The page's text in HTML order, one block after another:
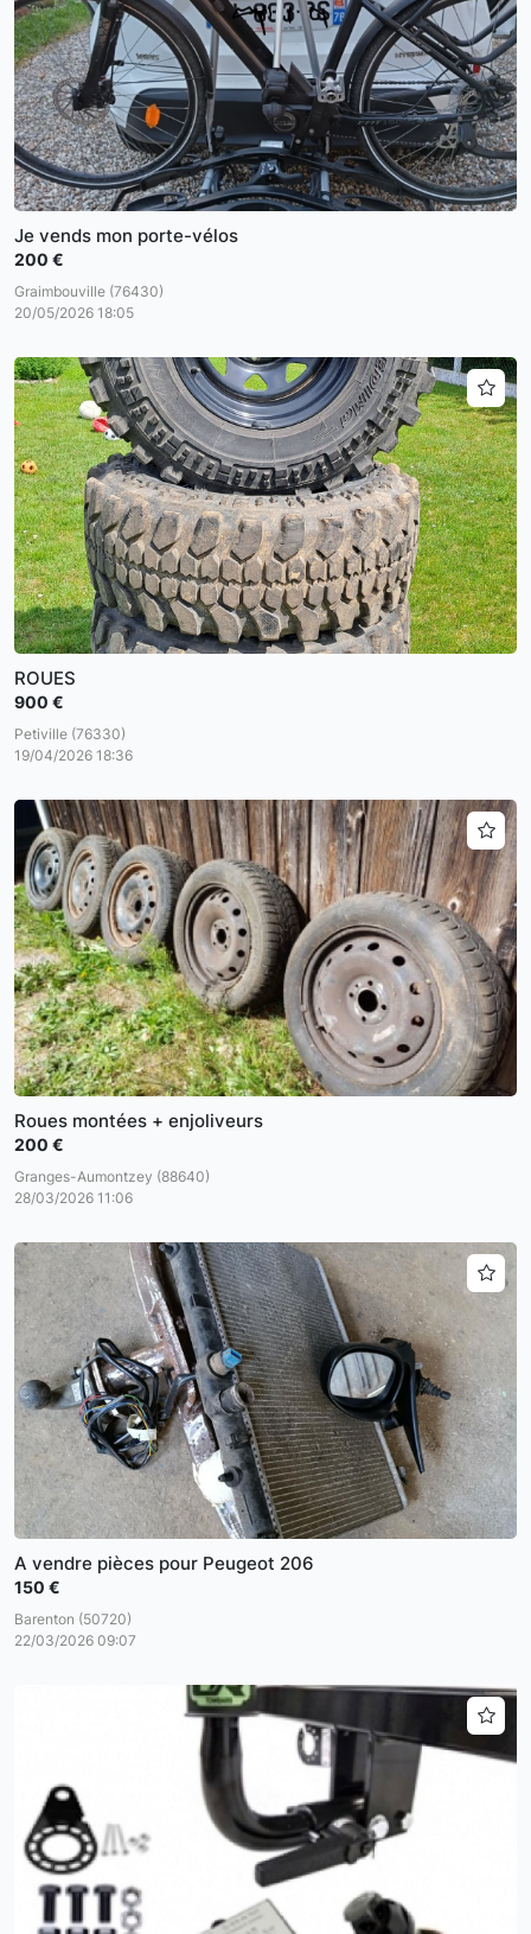
Je vends mon porte-vélos
200 €
Graimbouville (76430)
20/05/2026 18:05
ROUES
900 €
Petiville (76330)
19/04/2026 18:36
Roues montées + enjoliveurs
200 €
Granges-Aumontzey (88640)
28/03/2026 11:06
A vendre pièces pour Peugeot 206
150 €
Barenton (50720)
22/03/2026 09:07